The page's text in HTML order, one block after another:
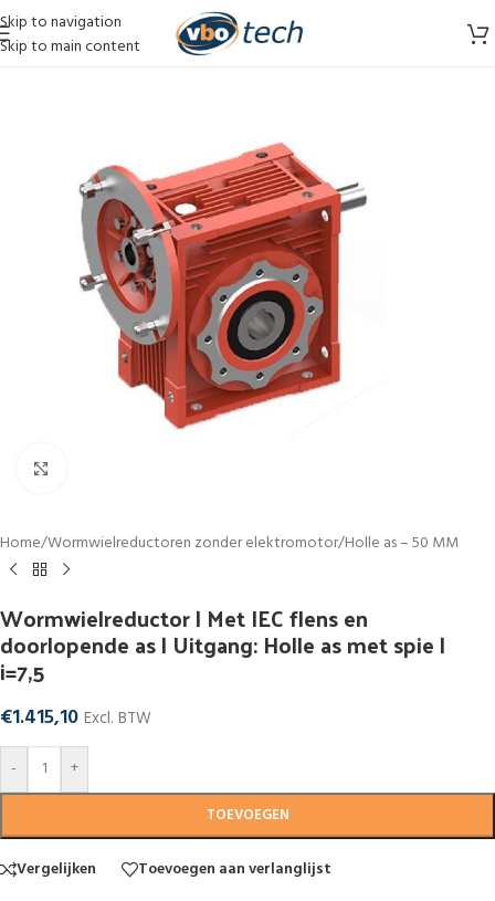
Skip to navigation
Skip to main content
Home/Wormwielreductoren zonder elektromotor/Holle as – 50 MM
Wormwielreductor | Met IEC flens en
doorlopende as | Uitgang: Holle as met spie |
i=7,5
€1.415,10 Excl. BTW
-
+
TOEVOEGEN
Vergelijken
Toevoegen aan verlanglijst